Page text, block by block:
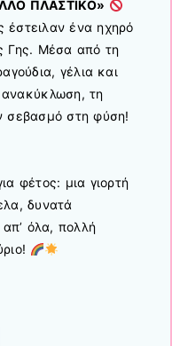
ΠΛΑΣΤΙΚΟ»
έστειλαν ένα ηχηρό
Γης. Μέσα από τη
γέλια και
τη
σεβασμό στη φύση!
φέτος: μια γιορτή
δυνατά
όλα, πολλή